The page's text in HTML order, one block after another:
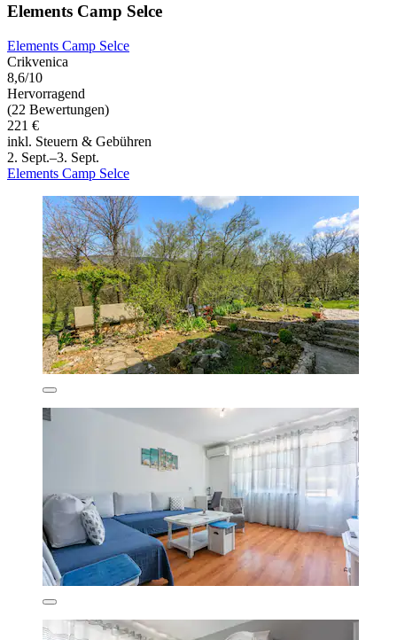
Elements Camp Selce
Elements Camp Selce
Crikvenica
8,6/10
Hervorragend
(22 Bewertungen)
221 €
inkl. Steuern & Gebühren
2. Sept.–3. Sept.
Elements Camp Selce